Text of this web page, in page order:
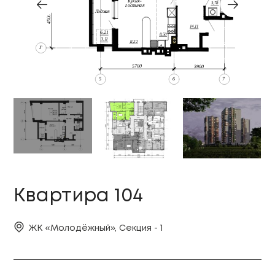
Квартира 104
ЖК «Молодёжный», Секция - 1